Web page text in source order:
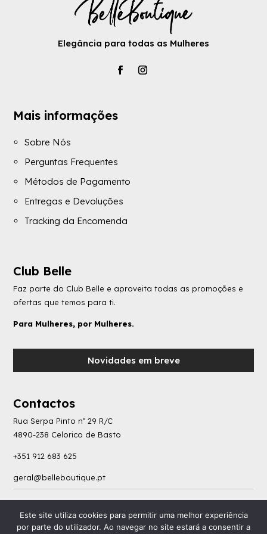
Elegância para todas as Mulheres
Mais informações
Sobre Nós
Perguntas Frequentes
Métodos de Pagamento
Entregas e Devoluções
Tracking da Encomenda
Club Belle
Faz parte do Club Belle e aproveita todas as promoções e
ofertas que temos para ti.
Para Mulheres, por Mulheres.
Novidades em breve
Contactos
Rua Serpa Pinto nº 29 R/C
4890-238 Celorico de Basto
+351 912 683 625
geral@belleboutique.pt
Política de Privacidade Livro de Reclamações| Termos e Condições
Consumo de
Litígios
Este site utiliza cookies para permitir uma melhor experiência
por parte do utilizador. Ao navegar no site estará a consentir a